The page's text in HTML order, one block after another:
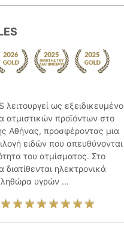
λειτουργεί ως εξειδικευμένο
ατμιστικών προϊόντων στο
Αθήνας, προσφέροντας μια
ειδών που απευθύνονται
του ατμίσματος. Στο
διατίθενται ηλεκτρονικά
υγρών ...